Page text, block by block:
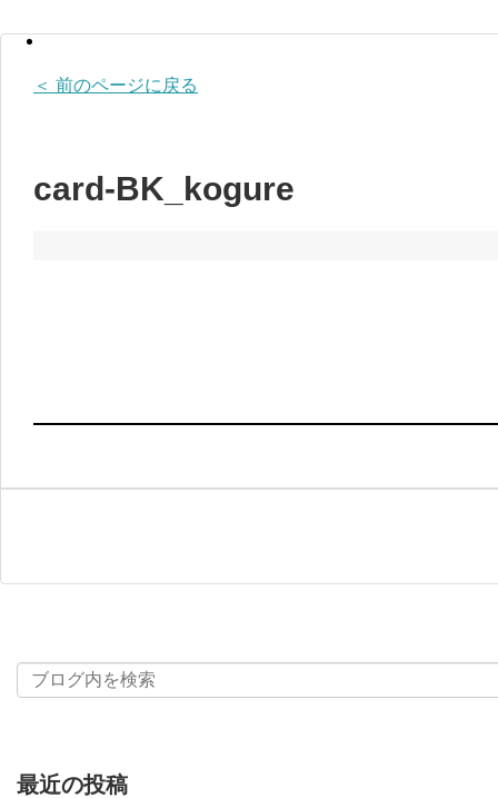
＜ 前のページに戻る
card-BK_kogure
最近の投稿